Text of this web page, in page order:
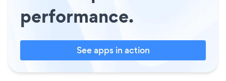
performance.
See apps in action